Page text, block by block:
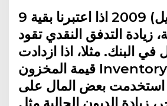
9 نيسان (إبريل) 2009 اذا اعتبرنا بقية
زيادة التدفق النقدي تقود
في البنك. مثلا، اذا ازدادت
قيمة المخزون Inventory هذا يعني ان
استخدمت بعض المال على